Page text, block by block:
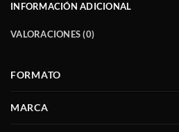
INFORMACIÓN ADICIONAL
VALORACIONES (0)
FORMATO
MARCA